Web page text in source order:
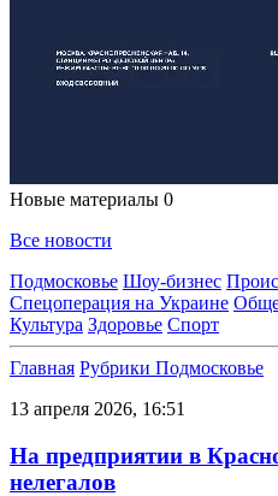
Новые материалы 0
Все новости
Подмосковье Шоу-бизнес
Спецоперация на Украине
Культура Здоровье Спорт
Главная Рубрики Подмосковье
13 апреля 2026, 16:51
На предприятии в
нелегалов